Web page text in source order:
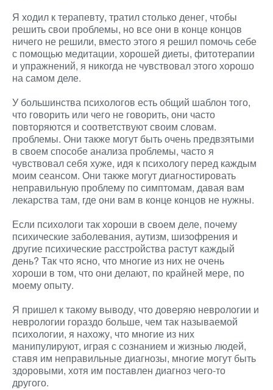
Я ходил к терапевту, тратил столько денег, чтобы
решить свои проблемы, но все они в конце концов
ничего не решили, вместо этого я решил помочь себе
с помощью медитации, хорошей диеты, фитотерапии
и упражнений, я никогда не чувствовал этого хорошо
на самом деле.
У большинства психологов есть общий шаблон того,
что говорить или чего не говорить, они часто
повторяются и соответствуют своим словам.
проблемы. Они также могут быть очень предвзятыми
в своем способе анализа проблемы, часто я
чувствовал себя хуже, идя к психологу перед каждым
моим сеансом. Они также могут диагностировать
неправильную проблему по симптомам, давая вам
лекарства там, где они вам в конце концов не нужны.
Если психологи так хороши в своем деле, почему
психические заболевания, аутизм, шизофрения и
другие психические расстройства растут каждый
день? Так что ясно, что многие из них не очень
хороши в том, что они делают, по крайней мере, по
моему опыту.
Я пришел к такому выводу, что доверяю неврологии и
неврологии гораздо больше, чем так называемой
психологии, я нахожу, что многие из них
манипулируют, играя с сознанием и жизнью людей,
ставя им неправильные диагнозы, многие могут быть
здоровыми, хотя им поставлен диагноз чего-то
другого.